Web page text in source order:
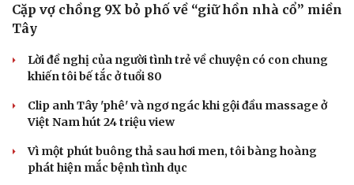
Cặp vợ chồng 9X bỏ phố về “giữ hồn nhà cổ” miền
Tây
Lời đề nghị của người tình trẻ về chuyện có con chung
khiến tôi bế tắc ở tuổi 80
Clip anh Tây 'phê' và ngơ ngác khi gội đầu massage ở
Việt Nam hút 24 triệu view
Vì một phút buông thả sau hơi men, tôi bàng hoàng
phát hiện mắc bệnh tình dục